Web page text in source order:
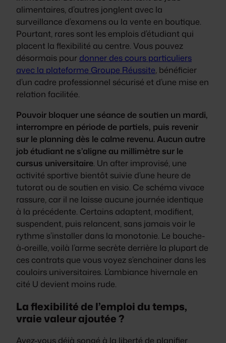
alimentaires, d’autres jonglent avec la
surveillance d’examens ou la vente en boutique.
Pourtant, rares sont les emplois d’étudiant qui
placent la flexibilité au centre. Vous pouvez
désormais pour donner des cours particuliers
avec la plateforme Groupe Réussite, bénéficier
d’un cadre professionnel sécurisé et d’une mise en
relation facilitée.
Pouvoir bloquer une séance de soutien un mardi,
interrompre en période de partiels, puis revenir
sur le planning dès le calme revenu. Aucun autre
job étudiant ne s’aligne au millimètre sur le
cursus universitaire. Un after improvisé, une
activité sportive bientôt suivie d’une heure de
tutorat ou de soutien en visio. Ce schéma vivace
rassure, car il ne laisse aucune journée identique
à la précédente. Certains adaptent, modifient,
suspendent, puis relancent, sans jamais voir le
rythme s’installer dans la monotonie. Le bouche-
à-oreille, voilà l’arme secrète derrière la plupart de
ces contrats que vous voyez s’enchainer dans les
couloirs universitaires. L’ambiance hivernale en
cité U devient moins rude.
La flexibilité de l’emploi du temps,
vraie valeur ajoutée ?
Avez-vous déjà songé à la liberté de planifier